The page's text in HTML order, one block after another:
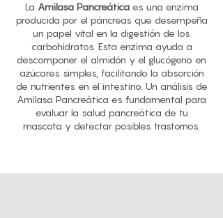
La Amilasa Pancreáticaes una enzima
producida por el páncreas que desempeña
un papel vital en la digestión de los
carbohidratos. Esta enzima ayuda a
descomponer el almidón y el glucógeno en
azúcares simples, facilitando la absorción
de nutrientes en el intestino. Un análisis de
Amilasa Pancreática es fundamental para
evaluar la salud pancreática de tu
mascota y detectar posibles trastornos.